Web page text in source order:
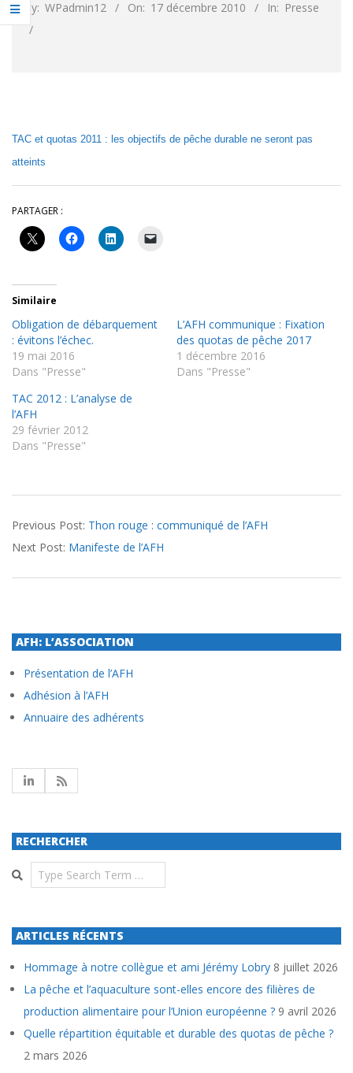
By: WPadmin12 On: 17 décembre 2010 In: Presse
TAC et quotas 2011 : les objectifs de pêche durable ne seront pas
atteints
PARTAGER :
Similaire
Obligation de débarquement
: évitons l’échec.
19 mai 2016
Dans "Presse"
L’AFH communique : Fixation
des quotas de pêche 2017
1 décembre 2016
Dans "Presse"
TAC 2012 : L’analyse de
l’AFH
29 février 2012
Dans "Presse"
12-
17
Previous Post: Thon rouge : communiqué de l’AFH
Next Post: Manifeste de l’AFH
AFH: L’ASSOCIATION
Présentation de l’AFH
Adhésion à l’AFH
Annuaire des adhérents
RECHERCHER
Search
ARTICLES RÉCENTS
Hommage à notre collègue et ami Jérémy Lobry 8 juillet 2026
La pêche et l’aquaculture sont-elles encore des filières de
production alimentaire pour l’Union européenne ? 9 avril 2026
Quelle répartition équitable et durable des quotas de pêche ?
2 mars 2026